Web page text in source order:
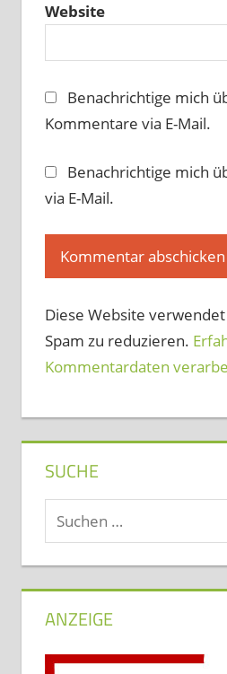
Website
Benachrichtige mich
Kommentare via E-Mail.
Benachrichtige mich
via E-Mail.
Diese Website
Spam zu reduzieren.
Kommentardaten
SUCHE
Suchen
nach:
ANZEIGE